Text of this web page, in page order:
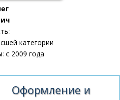
категории
с 2009 года
Оформление и